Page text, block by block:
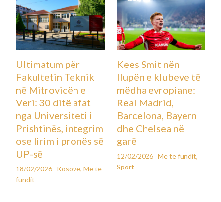
Ultimatum për
Fakultetin Teknik
në Mitrovicën e
Veri: 30 ditë afat
nga Universiteti i
Prishtinës, integrim
ose lirim i pronës së
UP-së
18/02/2026 Kosovë,Më të
fundit
Kees Smit nën
llupën e klubeve të
mëdha evropiane:
Real Madrid,
Barcelona, Bayern
dhe Chelsea në
garë
12/02/2026 Më të fundit,
Sport